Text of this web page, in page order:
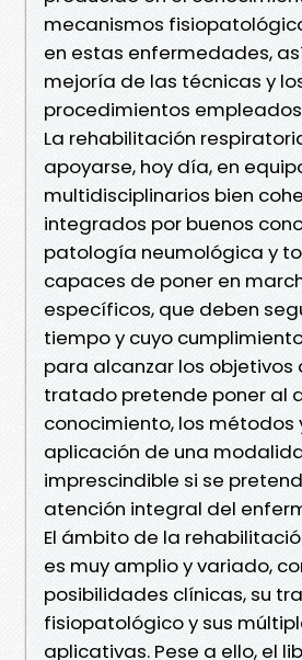
mecanismos
en estas enfermedades,
mejoría de las técnicas y
procedimientos
La rehabilitación
apoyarse, hoy día, en
multidisciplinarios bien
integrados por buenos
patología neumológica y
capaces de poner en
específicos, que deben
tiempo y cuyo
para alcanzar los objetivos
tratado pretende poner al
conocimiento, los métodos
aplicación de una
imprescindible si se
atención integral del
El ámbito de la
es muy amplio y variado,
posibilidades clínicas, su
fisiopatológico y sus
aplicativas. Pese a ello, el